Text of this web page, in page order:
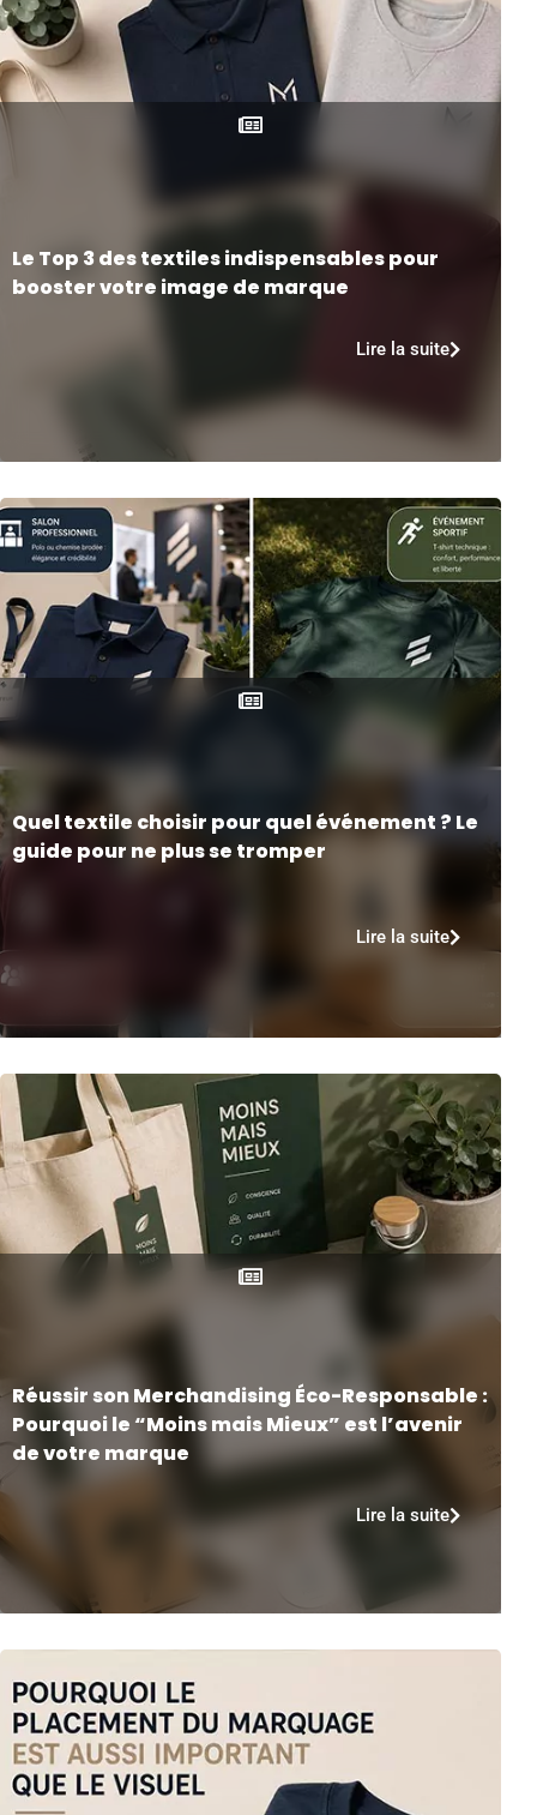
Le Top 3 des textiles indispensables pour
booster votre image de marque
Lire la suite
Quel textile choisir pour quel événement ? Le
guide pour ne plus se tromper
Lire la suite
Réussir son Merchandising Éco-Responsable :
Pourquoi le “Moins mais Mieux” est l’avenir
de votre marque
Lire la suite